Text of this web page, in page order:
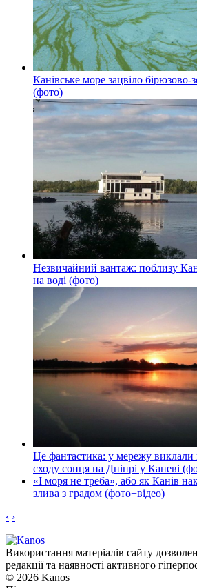
Канівське море зацвіло
(фото)
Незвичайний вантаж: поблизу
на воді (фото)
Це фантастика: у мережу виклали
сходу сонця на Дніпрі у Каневі
«І моря не треба», або як Канів
злива з градом (фото+відео)
‹ ›
Використання матеріалів сайту
редакції та наявності активного
© 2026 Kanos